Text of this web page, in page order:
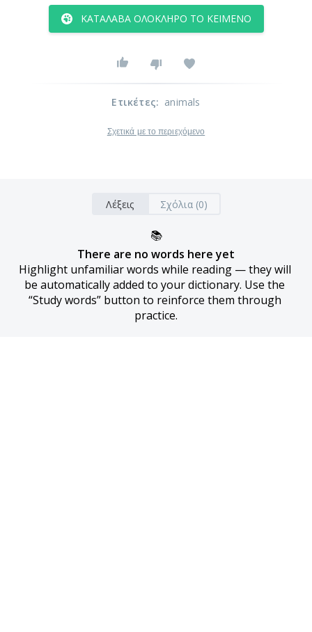
ΚΑΤΆΛΑΒΑ ΟΛΌΚΛΗΡΟ ΤΟ ΚΕΊΜΕΝΟ
Ετικέτες: animals
Σχετικά με το περιεχόμενο
Λέξεις Σχόλια (0)
📚
There are no words here yet
Highlight unfamiliar words while reading — they will
be automatically added to your dictionary. Use the
“Study words” button to reinforce them through
practice.